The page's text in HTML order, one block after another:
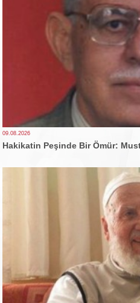
09.08.2026
Hakikatin Peşinde Bir Ömür: